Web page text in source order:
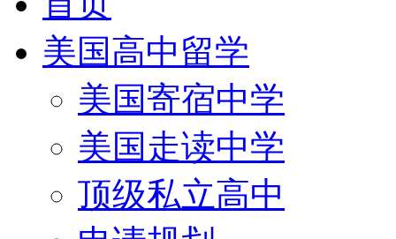
美国高中留学
美国寄宿中学
美国走读中学
顶级私立高中